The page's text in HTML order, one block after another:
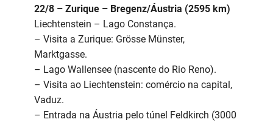
22/8 – Zurique – Bregenz/Áustria (2595 km)
Liechtenstein – Lago Constança.
– Visita a Zurique: Grösse Münster,
Marktgasse.
– Lago Wallensee (nascente do Rio Reno).
– Visita ao Liechtenstein: comércio na capital,
Vaduz.
– Entrada na Áustria pelo túnel Feldkirch (3000